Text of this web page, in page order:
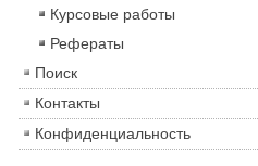
Курсовые работы
Рефераты
Поиск
Контакты
Конфиденциальность